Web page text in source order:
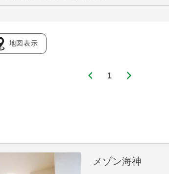
地図表示
1
メゾン海神